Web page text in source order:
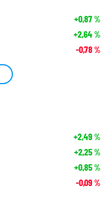
+0,87%
+2,64%
-0,78%
+2,49%
+2,25%
+0,85%
-0,09%